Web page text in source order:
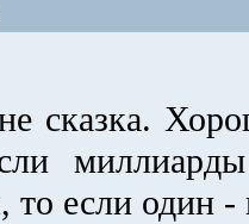
сказка.
то если один -